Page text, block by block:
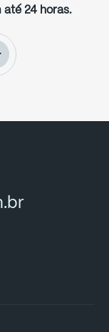
até 24 horas.